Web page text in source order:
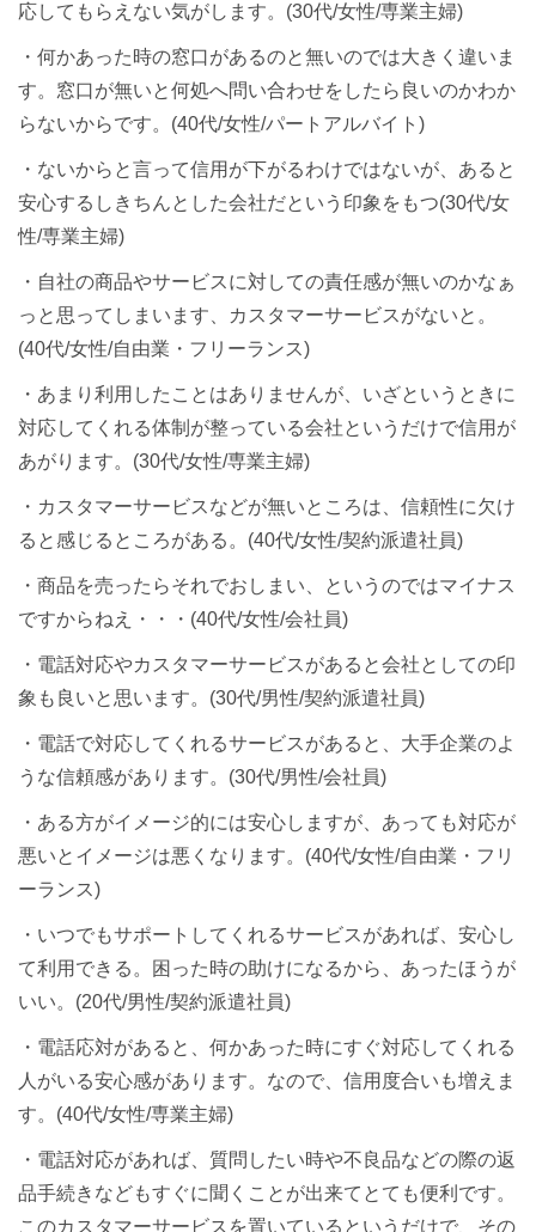
応してもらえない気がします。(30代/女性/専業主婦)
・何かあった時の窓口があるのと無いのでは大きく違いま
す。窓口が無いと何処へ問い合わせをしたら良いのかわか
らないからです。(40代/女性/パートアルバイト)
・ないからと言って信用が下がるわけではないが、あると
安心するしきちんとした会社だという印象をもつ(30代/女
性/専業主婦)
・自社の商品やサービスに対しての責任感が無いのかなぁ
っと思ってしまいます、カスタマーサービスがないと。
(40代/女性/自由業・フリーランス)
・あまり利用したことはありませんが、いざというときに
対応してくれる体制が整っている会社というだけで信用が
あがります。(30代/女性/専業主婦)
・カスタマーサービスなどが無いところは、信頼性に欠け
ると感じるところがある。(40代/女性/契約派遣社員)
・商品を売ったらそれでおしまい、というのではマイナス
ですからねえ・・・(40代/女性/会社員)
・電話対応やカスタマーサービスがあると会社としての印
象も良いと思います。(30代/男性/契約派遣社員)
・電話で対応してくれるサービスがあると、大手企業のよ
うな信頼感があります。(30代/男性/会社員)
・ある方がイメージ的には安心しますが、あっても対応が
悪いとイメージは悪くなります。(40代/女性/自由業・フリ
ーランス)
・いつでもサポートしてくれるサービスがあれば、安心し
て利用できる。困った時の助けになるから、あったほうが
いい。(20代/男性/契約派遣社員)
・電話応対があると、何かあった時にすぐ対応してくれる
人がいる安心感があります。なので、信用度合いも増えま
す。(40代/女性/専業主婦)
・電話対応があれば、質問したい時や不良品などの際の返
品手続きなどもすぐに聞くことが出来てとても便利です。
このカスタマーサービスを置いているというだけで、その